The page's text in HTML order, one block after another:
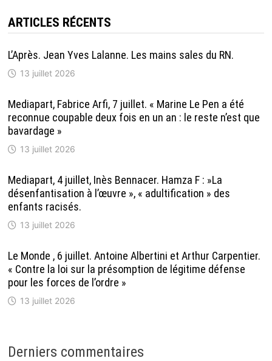
ARTICLES RÉCENTS
L’Après. Jean Yves Lalanne. Les mains sales du RN.
13 juillet 2026
Mediapart, Fabrice Arfi, 7 juillet. « Marine Le Pen a été
reconnue coupable deux fois en un an : le reste n’est que
bavardage »
13 juillet 2026
Mediapart, 4 juillet, Inès Bennacer. Hamza F : »La
désenfantisation à l’œuvre », « adultification » des
enfants racisés.
13 juillet 2026
Le Monde , 6 juillet. Antoine Albertini et Arthur Carpentier.
« Contre la loi sur la présomption de légitime défense
pour les forces de l’ordre »
13 juillet 2026
Derniers commentaires